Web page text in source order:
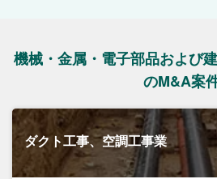
機械・金属・電子部品および
のM&A案
ダクト工事、空調工事業